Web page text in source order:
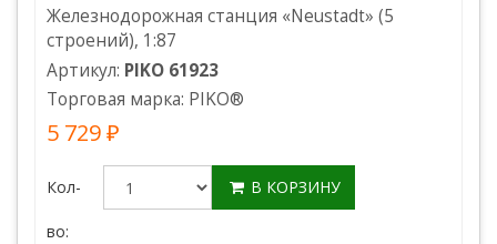
Железнодорожная станция «Neustadt» (5
строений), 1:87
Артикул: PIKO 61923
Торговая марка: PIKO®
5 729 ₽
Кол-
во:
В КОРЗИНУ